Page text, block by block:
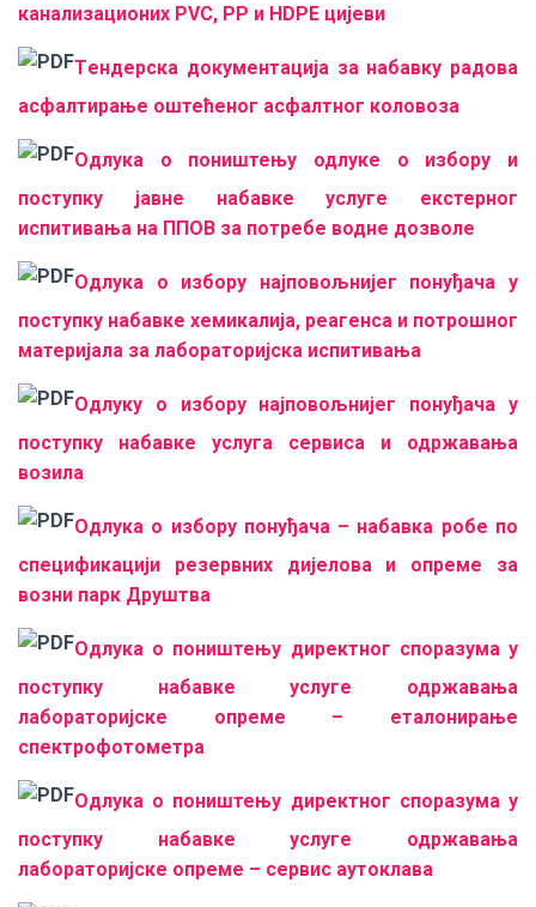
канализационих PVC, PP и HDPE цијеви
Tендерска документација за набавку радова
асфалтирање оштећеног асфалтног коловоза
Одлука о поништењу одлуке о избору и
поступку јавне набавке услуге екстерног
испитивања на ППОВ за потребе водне дозволе
Одлука о избору најповољнијег понуђача у
поступку набавке хемикалија, реагенса и потрошног
материјала за лабораторијска испитивања
Одлуку о избору најповољнијег понуђача у
поступку набавке услуга сервиса и одржавања
возила
Одлука о избору понуђача – набавка робе по
спецификацији резервних дијелова и опреме за
возни парк Друштва
Одлука о поништењу директног споразума у
поступку набавке услуге одржавања
лабораторијске опреме – еталонирање
спектрофотометра
Одлука о поништењу директног споразума у
поступку набавке услуге одржавања
лабораторијске опреме – сервис аутоклава